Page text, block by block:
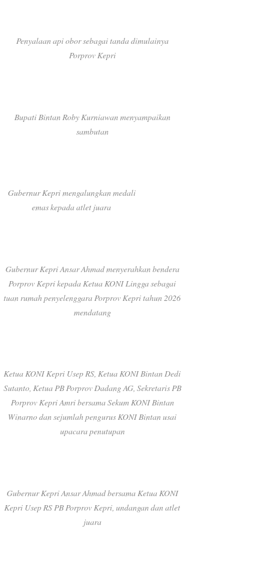
Penyalaan api obor sebagai tanda dimulainya
Porprov Kepri
Bupati Bintan Roby Kurniawan menyampaikan
sambutan
Gubernur Kepri mengalungkan medali
emas kepada atlet juara
Gubernur Kepri Ansar Ahmad menyerahkan bendera
Porprov Kepri kepada Ketua KONI Lingga sebagai
tuan rumah penyelenggara Porprov Kepri tahun 2026
mendatang
Ketua KONI Kepri Usep RS, Ketua KONI Bintan Dedi
Sutanto, Ketua PB Porprov Dadang AG, Sekretaris PB
Porprov Kepri Amri bersama Sekum KONI Bintan
Winarno dan sejumlah pengurus KONI Bintan usai
upacara penutupan
Gubernur Kepri Ansar Ahmad bersama Ketua KONI
Kepri Usep RS PB Porprov Kepri, undangan dan atlet
juara